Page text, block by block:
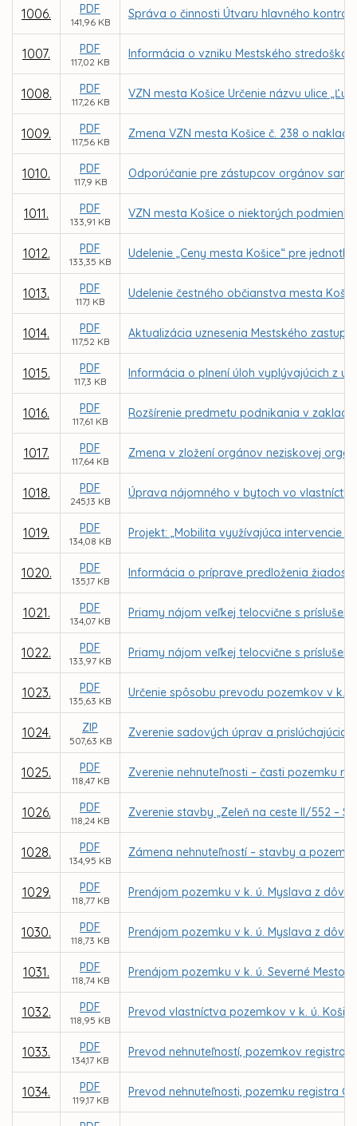
1006. PDF
141,96 KB
Správa o činnosti Útvaru hlavného
1007. PDF
117,02 KB
Informácia o vzniku Mestského
1008. PDF
117,26 KB
VZN mesta Košice Určenie názvu ulice
1009. PDF
117,56 KB
Zmena VZN mesta Košice č. 238 o
1010. PDF
117,9 KB
Odporúčanie pre zástupcov orgánov
1011. PDF
133,91 KB
VZN mesta Košice o niektorých
1012. PDF
133,35 KB
Udelenie „Ceny mesta Košice“ pre
1013. PDF
117,1 KB
Udelenie čestného občianstva mesta
1014. PDF
117,52 KB
Aktualizácia uznesenia Mestského
1015. PDF
117,3 KB
Informácia o plnení úloh vyplývajúcich z
1016. PDF
117,61 KB
Rozšírenie predmetu podnikania v
1017. PDF
117,64 KB
Zmena v zložení orgánov neziskovej
1018. PDF
245,13 KB
Úprava nájomného v bytoch vo
1019. PDF
134,08 KB
Projekt: „Mobilita využívajúca intervencie
1020. PDF
135,17 KB
Informácia o príprave predloženia
1021. PDF
134,07 KB
Priamy nájom veľkej telocvične s
1022. PDF
133,97 KB
Priamy nájom veľkej telocvične s
1023. PDF
135,63 KB
Určenie spôsobu prevodu pozemkov v k.
1024. ZIP
507,63 KB
Zverenie sadových úprav a
1025. PDF
118,47 KB
Zverenie nehnuteľnosti – časti pozemku
1026. PDF
118,24 KB
Zverenie stavby „Zeleň na ceste II/552 –
1028. PDF
134,95 KB
Zámena nehnuteľností – stavby a
1029. PDF
118,77 KB
Prenájom pozemku v k. ú. Myslava z
1030. PDF
118,73 KB
Prenájom pozemku v k. ú. Myslava z
1031. PDF
118,74 KB
Prenájom pozemku v k. ú. Severné
1032. PDF
118,95 KB
Prevod vlastníctva pozemkov v k. ú.
1033. PDF
134,17 KB
Prevod nehnuteľností, pozemkov registra
1034. PDF
119,17 KB
Prevod nehnuteľnosti, pozemku registra C